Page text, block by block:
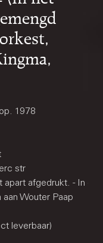
1978
str
apart afgedrukt. - In
Wouter Paap
leverbaar)